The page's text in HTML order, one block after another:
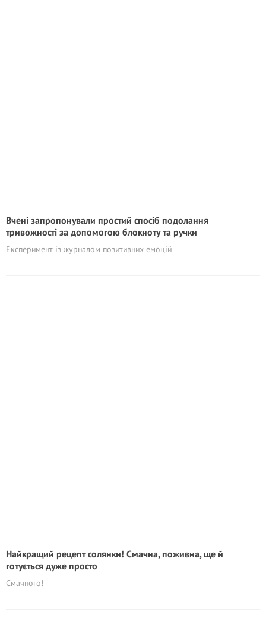
Вчені запропонували простий спосіб подолання
тривожності за допомогою блокноту та ручки
Експеримент із журналом позитивних емоцій
Найкращий рецепт солянки! Смачна, поживна, ще й
готується дуже просто
Смачного!